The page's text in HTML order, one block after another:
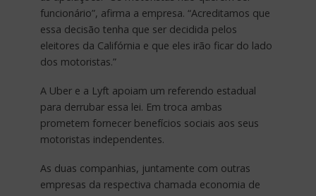
funcionário”, afirma a empresa. “Acreditamos que
essa decisão tenha que ser decidida pelos
eleitores da Califórnia e que eles irão ficar do lado
dos motoristas.”
A Uber e a Lyft apoiam um referendo estadual
para derrubar essa lei. Em troca ambas
prometem fornecer benefícios sociais aos seus
motoristas independentes.
As duas companhias, juntamente com outras
empresas da respectiva chamada economia de